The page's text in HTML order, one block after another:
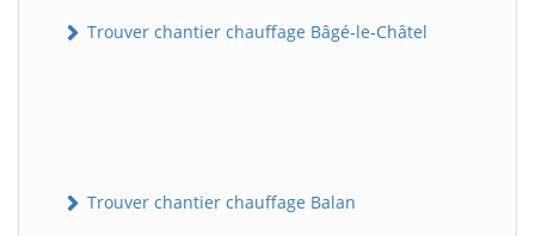
Trouver chantier chauffage Bâgé-le-Châtel
Trouver chantier chauffage Balan